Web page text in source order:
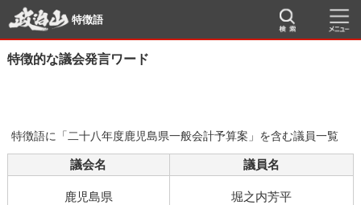
特徴語
特徴的な議会発言ワード
特徴語に「二十八年度鹿児島県一般会計予算案」を含む議員一覧
議会名 議員名
鹿児島県 堀之内芳平